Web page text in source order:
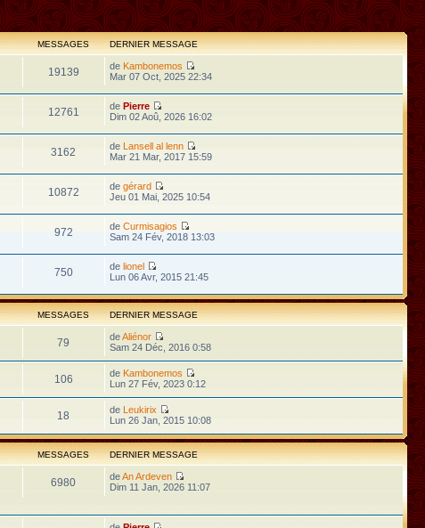
MESSAGES DERNIER MESSAGE
19139 de Kambonemos
Mar 07 Oct, 2025 22:34
12761 de Pierre
Dim 02 Aoû, 2026 16:02
3162 de Lansell al lenn
Mar 21 Mar, 2017 15:59
10872 de gérard
Jeu 01 Mai, 2025 10:54
972 de Curmisagios
Sam 24 Fév, 2018 13:03
750 de lionel
Lun 06 Avr, 2015 21:45
MESSAGES DERNIER MESSAGE
79 deAliénor
Sam 24 Déc, 2016 0:58
106 de Kambonemos
Lun 27 Fév, 2023 0:12
18 de Leukirix
Lun 26 Jan, 2015 10:08
MESSAGES DERNIER MESSAGE
6980 deAn Ardeven
Dim 11 Jan, 2026 11:07